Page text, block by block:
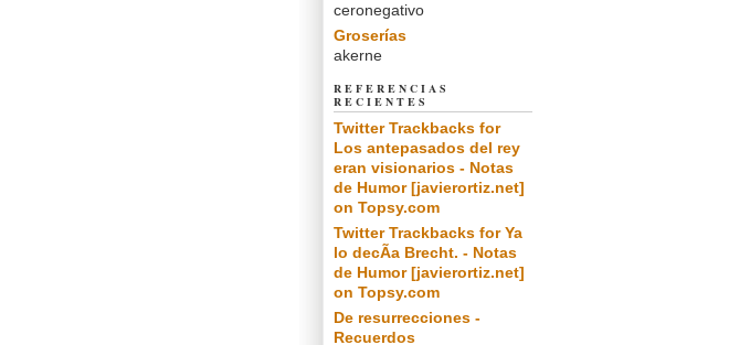
ceronegativo
Groserías
akerne
REFERENCIAS
RECIENTES
Twitter Trackbacks for
Los antepasados del rey
eran visionarios - Notas
de Humor [javierortiz.net]
on Topsy.com
Twitter Trackbacks for Ya
lo decÃ­a Brecht. - Notas
de Humor [javierortiz.net]
on Topsy.com
De resurrecciones -
Recuerdos